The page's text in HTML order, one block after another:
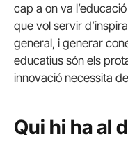
cap a on va
que vol servir
general, i generar
educatius són els
innovació necessita
Qui hi ha al